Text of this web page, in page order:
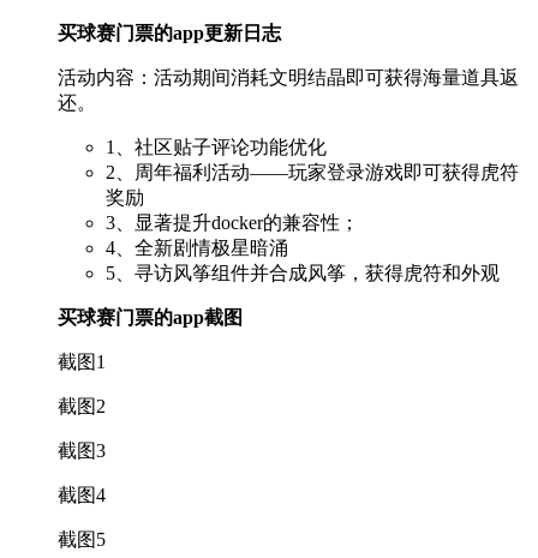
买球赛门票的app更新日志
活动内容：活动期间消耗文明结晶即可获得海量道具返
还。
1、社区贴子评论功能优化
2、周年福利活动——玩家登录游戏即可获得虎符
奖励
3、显著提升docker的兼容性；
4、全新剧情极星暗涌
5、寻访风筝组件并合成风筝，获得虎符和外观
买球赛门票的app截图
截图1
截图2
截图3
截图4
截图5